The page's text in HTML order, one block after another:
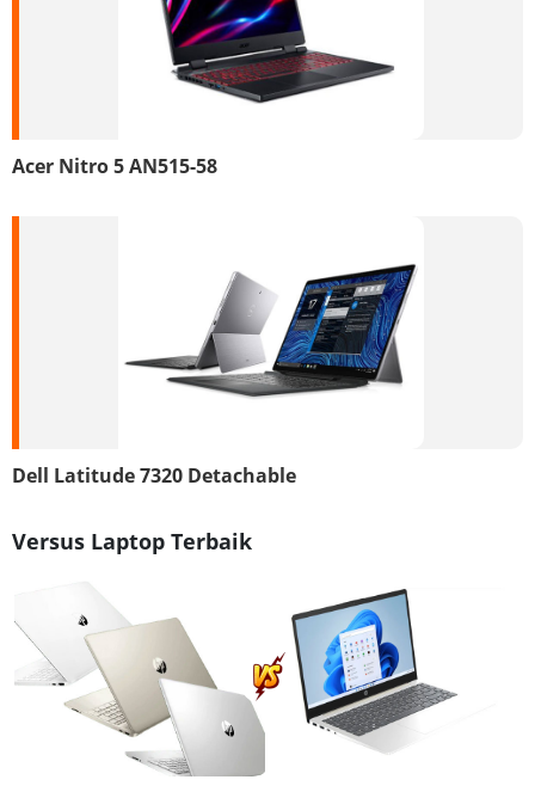
Acer Nitro 5 AN515-58
Dell Latitude 7320 Detachable
Versus Laptop Terbaik